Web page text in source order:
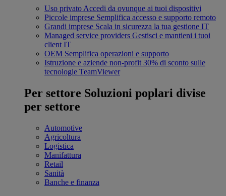
Uso privato Accedi da ovunque ai tuoi dispositivi
Piccole imprese Semplifica accesso e supporto remoto
Grandi imprese Scala in sicurezza la tua gestione IT
Managed service providers Gestisci e mantieni i tuoi
client IT
OEM Semplifica operazioni e supporto
Istruzione e aziende non-profit 30% di sconto sulle
tecnologie TeamViewer
Per settore Soluzioni poplari divise
per settore
Automotive
Agricoltura
Logistica
Manifattura
Retail
Sanità
Banche e finanza